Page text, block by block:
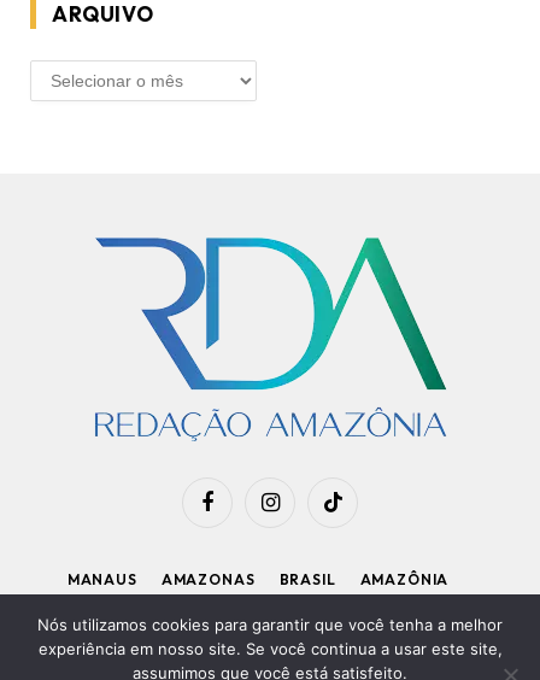
ARQUIVO
ARQUIVO
FacebookInstagramTikTok
MANAUS AMAZONAS BRASIL
AMAZÔNIA
APOIE O RDA
Diretor Executivo: Kleiton Renzo|Política de Privacidade
Nós utilizamos cookies para garantir que você tenha a melhor
experiência em nosso site. Se você continua a usar este site,
assumimos que você está satisfeito.